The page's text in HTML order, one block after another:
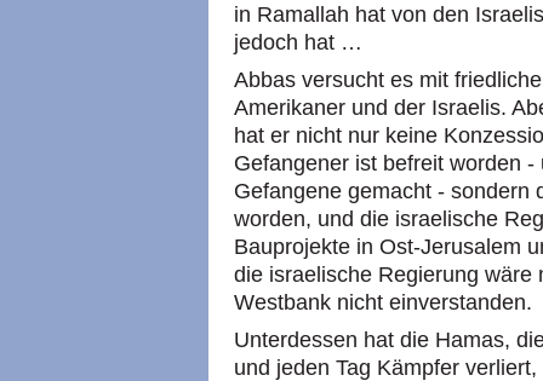
in Ramallah hat von den
jedoch hat …
Abbas versucht es mit
Amerikaner und der Israelis.
hat er nicht nur keine
Gefangener ist befreit worden
Gefangene gemacht - sondern
worden, und die israelische
Bauprojekte in Ost-Jerusalem
die israelische Regierung wäre
Westbank nicht einverstanden.
Unterdessen hat die Hamas,
und jeden Tag Kämpfer